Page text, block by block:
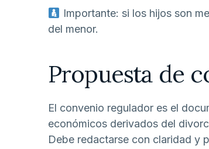
Importante: si los hijos son
del menor.
Propuesta de
El convenio regulador es el
económicos derivados del
Debe redactarse con claridad y